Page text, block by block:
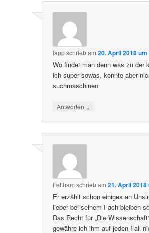
lappschriebam20. April 2018
Wo findet man denn was zu der
ich super sowas, konnte aber
suchmaschinen
Antworten ↓
Fettham schriebam21. April 2018
Er erzählt schon einiges an
lieber bei seinem Fach bleiben
Das Recht für „Die
gewähre ich ihm auf jeden Fall